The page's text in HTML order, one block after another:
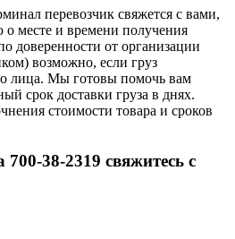
перевозчик свяжется с вами,
месте и времени получения
доверенности от организации
возможно, если груз
лица. Мы готовы помочь вам
срок доставки груза в днях.
стоимости товара и сроков
38-2319 свяжитесь с